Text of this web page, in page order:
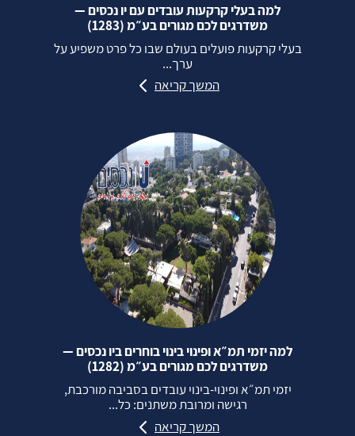
למה בעלי קרקעות עובדים עם יו נכסים —
משדרגים לכם מגורים בע״מ (1283)
בעלי קרקעות פועלים בעולם שבו כל פרט משפיע על
ערך...
המשך קריאה
למה יזמי תמ״א ופינוי בינוי בוחרים ביו נכסים —
משדרגים לכם מגורים בע״מ (1282)
יזמי תמ״א ופינוי‑בינוי עובדים בסביבה מורכבת,
רגישה ומרובת משתנים: כל...
המשך קריאה